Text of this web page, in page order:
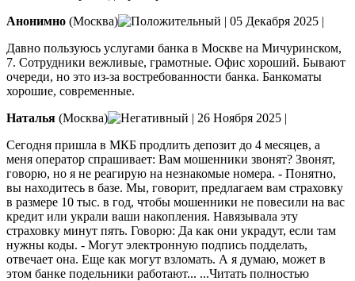
Анонимно (Москва) | 05 Декабря 2025 |
Давно пользуюсь услугами банка в Москве на Мичуринском,
7. Сотрудники вежливые, грамотные. Офис хороший. Бывают
очереди, но это из-за востребованности банка. Банкоматы
хорошие, современные.
Наталья (Москва) | 26 Ноября 2025 |
Сегодня пришла в МКБ продлить депозит до 4 месяцев, а
меня оператор спрашивает: Вам мошенники звонят? Звонят,
говорю, но я не реагирую на незнакомые номера. - Понятно,
вы находитесь в базе. Мы, говорит, предлагаем вам страховку
в размере 10 тыс. в год, чтобы мошенники не повесили на вас
кредит или украли ваши накопления. Навязывала эту
страховку минут пять. Говорю: Да как они украдут, если там
нужны коды. - Могут электронную подпись подделать,
отвечает она. Еще как могут взломать. А я думаю, может в
этом банке подельники работают... ...Читать полностью